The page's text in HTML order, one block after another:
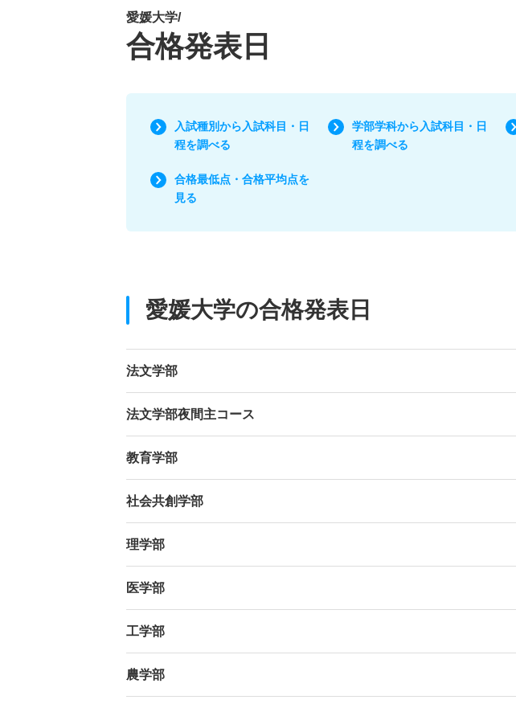
愛媛大学/
合格発表日
入試種別から入試科目・日
程を調べる
学部学科から入試科目・日
程を調べる
合格最低点・合格平均点を
見る
愛媛大学の合格発表日
法文学部
法文学部夜間主コース
教育学部
社会共創学部
理学部
医学部
工学部
農学部